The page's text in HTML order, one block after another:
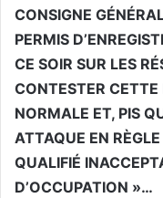
CONSIGNE
PERMIS
CE SOIR SUR LES
CONTESTER
NORMALE ET, PIS
ATTAQUE EN
QUALIFIÉ
D’OCCUPATION »…